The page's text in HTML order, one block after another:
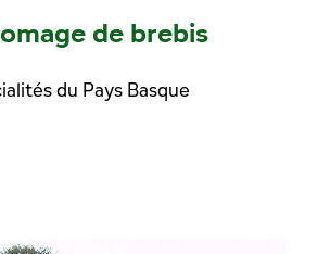
de brebis
du Pays Basque